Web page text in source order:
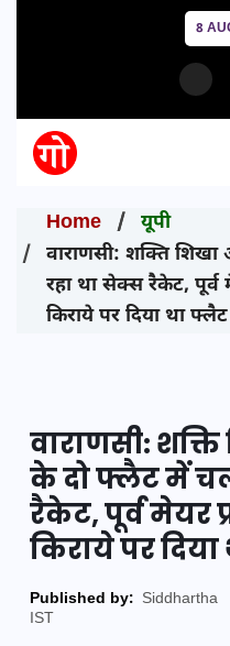
8
Home
यूपी
वाराणसी: शक्ति
रहा था सेक्स रैकेट, पूर्व
किराये पर दिया था फ्लैट
वाराणसी:
के दो फ्लैट में
रैकेट, पूर्व मेयर
किराये पर
Published by: Siddhartha
IST